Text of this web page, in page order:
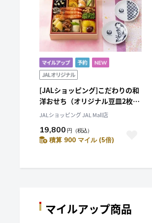
[JALショッピング]こだわりの和
洋おせち（オリジナル豆皿2枚付
き）
JALショッピング JAL Mall店
19,800 円 （税込）
積算 900 マイル (5倍)
マイルアップ商品